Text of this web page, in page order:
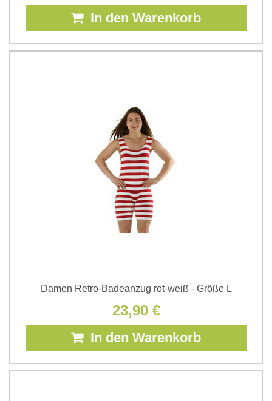
In den Warenkorb
Damen Retro-Badeanzug rot-weiß - Größe L
23,90 €
In den Warenkorb